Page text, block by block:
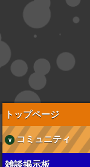
トップページ
コミュニティ
雑談掲示板